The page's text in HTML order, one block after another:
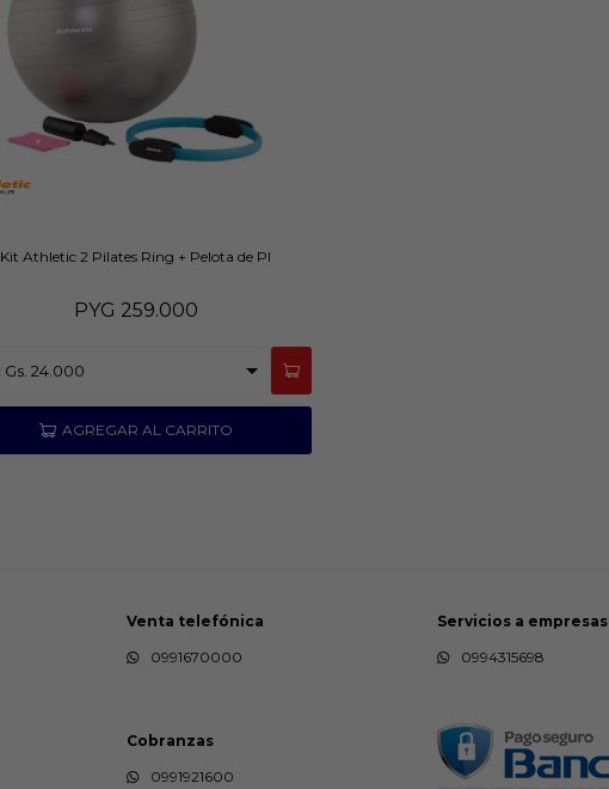
Kit Athletic 2 Pilates Ring + Pelota de PI
PYG 259.000
Venta telefónica
0991670000
Servicios a empresas
0994315698
Cobranzas
0991921600